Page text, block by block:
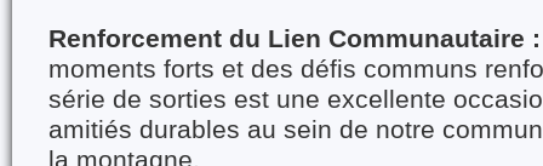
Renforcement du Lien Communautaire :
moments forts et des défis communs
série de sorties est une excellente
amitiés durables au sein de notre
la montagne.